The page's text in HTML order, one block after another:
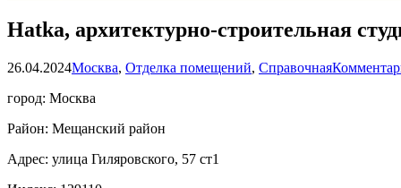
Hatka, архитектурно-строительная
26.04.2024Москва, Отделка помещений, Справочная
город: Москва
Район: Мещанский район
Адрес: улица Гиляровского, 57 ст1